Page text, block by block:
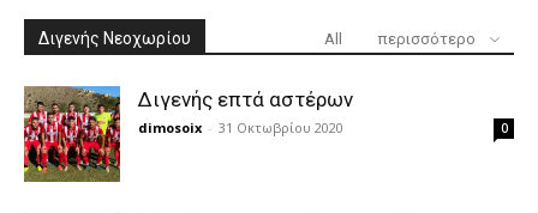
Διγενής Νεοχωρίου All περισσότερο
Διγενής επτά αστέρων
dimosoix - 31 Οκτωβρίου 2020 0